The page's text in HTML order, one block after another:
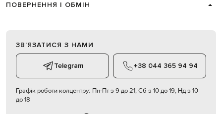
ПОВЕРНЕННЯ І ОБМІН
ЗВʼЯЗАТИСЯ З НАМИ
Telegram +38 044 365 94 94
Графік роботи колцентру: Пн-Пт з 9 до 21, Сб з 10 до 19, Нд з 10
до 18